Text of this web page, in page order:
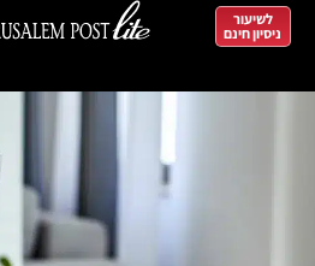
לשיעור
ניסיון חינם